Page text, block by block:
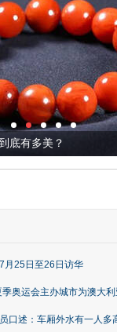
底有多美？
月25日至26日访华
奥运会主办城市为澳大
口述：车厢外水有一人多